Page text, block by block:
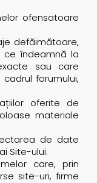
ofensatoare
defăimătoare,
ce îndeamnă la
sau care
forumului,
oferite de
materiale
de date
Site-ului.
care, prin
site-uri, firme